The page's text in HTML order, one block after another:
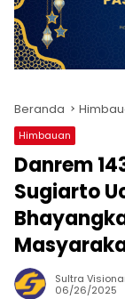
Beranda
Himbauan
Danrem
Sugiarto
Sultra
06/26/2025